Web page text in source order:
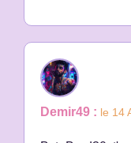
Demir49 : le 14